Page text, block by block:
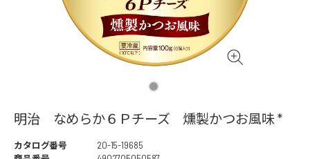
明治 なめらか６Ｐチーズ 燻製かつお風味 *
カタログ番号
20-15-19685